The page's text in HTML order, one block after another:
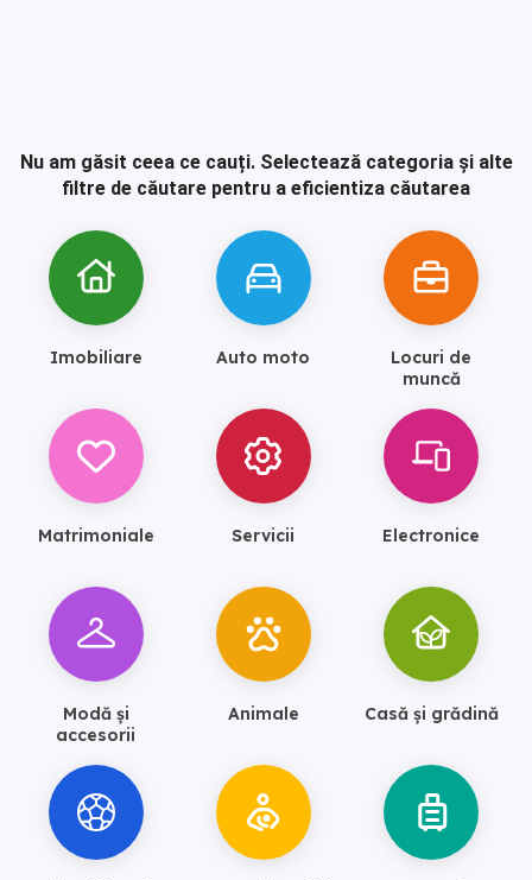
Nu am găsit ceea ce cauți. Selectează categoria și alte
filtre de căutare pentru a eficientiza căutarea
Imobiliare Auto moto
Locuri de
muncă
Matrimoniale Servicii Electronice
Modă și
accesorii
Animale Casă și grădină